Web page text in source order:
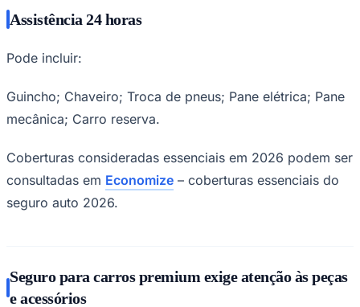
Santos
Assistência 24 horas
Pode incluir:
Guincho; Chaveiro; Troca de pneus; Pane elétrica; Pane
mecânica; Carro reserva.
Coberturas consideradas essenciais em 2026 podem ser
consultadas em Economize – coberturas essenciais do
seguro auto 2026.
Seguro para carros premium exige atenção às peças
e acessórios